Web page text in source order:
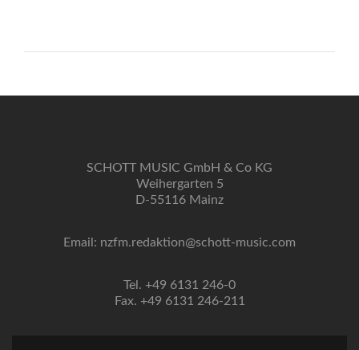
SCHOTT MUSIC GmbH & Co KG
Weihergarten 5
D-55116 Mainz
Email: nzfm.redaktion@schott-music.com
Tel. +49 6131 246-0
Fax. +49 6131 246-211